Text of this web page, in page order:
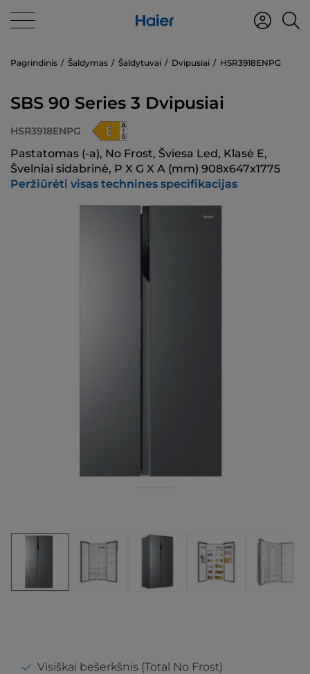
Pagrindinis Šaldymas Šaldytuvai Dvipusiai HSR3918ENPG
SBS 90 Series 3 Dvipusiai
HSR3918ENPG
Pastatomas (-a), No Frost, Šviesa Led, Klasė E,
Švelniai sidabrinė, P X G X A (mm) 908x647x1775
Peržiūrėti visas technines specifikacijas
Visiškai bešerkšnis (Total No Frost)